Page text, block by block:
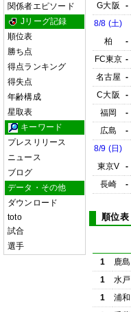
関係者エピソード
Jリーグ記録
順位表
勝ち点
得点ランキング
得失点
年齢構成
星取表
キーワード
プレスリリース
ニュース
ブログ
データ・その他
ダウンロード
toto
試合
選手
G大阪
-
8/8 (土)
柏
-
FC東京 -
名古屋 -
C大阪
-
福岡
-
広島
-
8/9 (日)
東京V
-
長崎
-
順位表
1 鹿島
1
水戸
1
浦和